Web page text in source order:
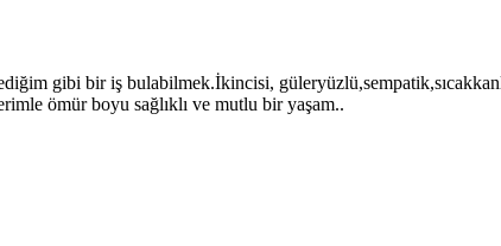
gibi bir iş bulabilmek.İkincisi,
ömür boyu sağlıklı ve mutlu bir yaşam..